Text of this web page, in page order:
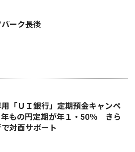
ーク長後
「ＵＩ銀行」定期預金キャンペ
もの円定期が年１・50％ きら
対面サポート